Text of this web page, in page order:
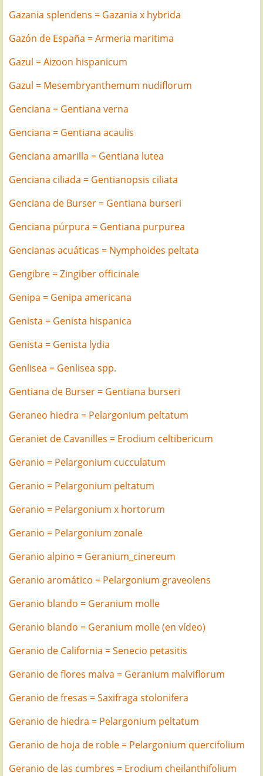
Gazania splendens = Gazania x hybrida
Gazón de España = Armeria maritima
Gazul = Aizoon hispanicum
Gazul = Mesembryanthemum nudiflorum
Genciana = Gentiana verna
Genciana = Gentiana acaulis
Genciana amarilla = Gentiana lutea
Genciana ciliada = Gentianopsis ciliata
Genciana de Burser = Gentiana burseri
Genciana púrpura = Gentiana purpurea
Gencianas acuáticas = Nymphoides peltata
Gengibre = Zingiber officinale
Genipa = Genipa americana
Genista = Genista hispanica
Genista = Genista lydia
Genlisea = Genlisea spp.
Gentiana de Burser = Gentiana burseri
Geraneo hiedra = Pelargonium peltatum
Geraniet de Cavanilles = Erodium celtibericum
Geranio = Pelargonium cucculatum
Geranio = Pelargonium peltatum
Geranio = Pelargonium x hortorum
Geranio = Pelargonium zonale
Geranio alpino = Geranium_cinereum
Geranio aromático = Pelargonium graveolens
Geranio blando = Geranium molle
Geranio blando = Geranium molle (en vídeo)
Geranio de California = Senecio petasitis
Geranio de flores malva = Geranium malviflorum
Geranio de fresas = Saxifraga stolonifera
Geranio de hiedra = Pelargonium peltatum
Geranio de hoja de roble = Pelargonium quercifolium
Geranio de las cumbres = Erodium cheilanthifolium